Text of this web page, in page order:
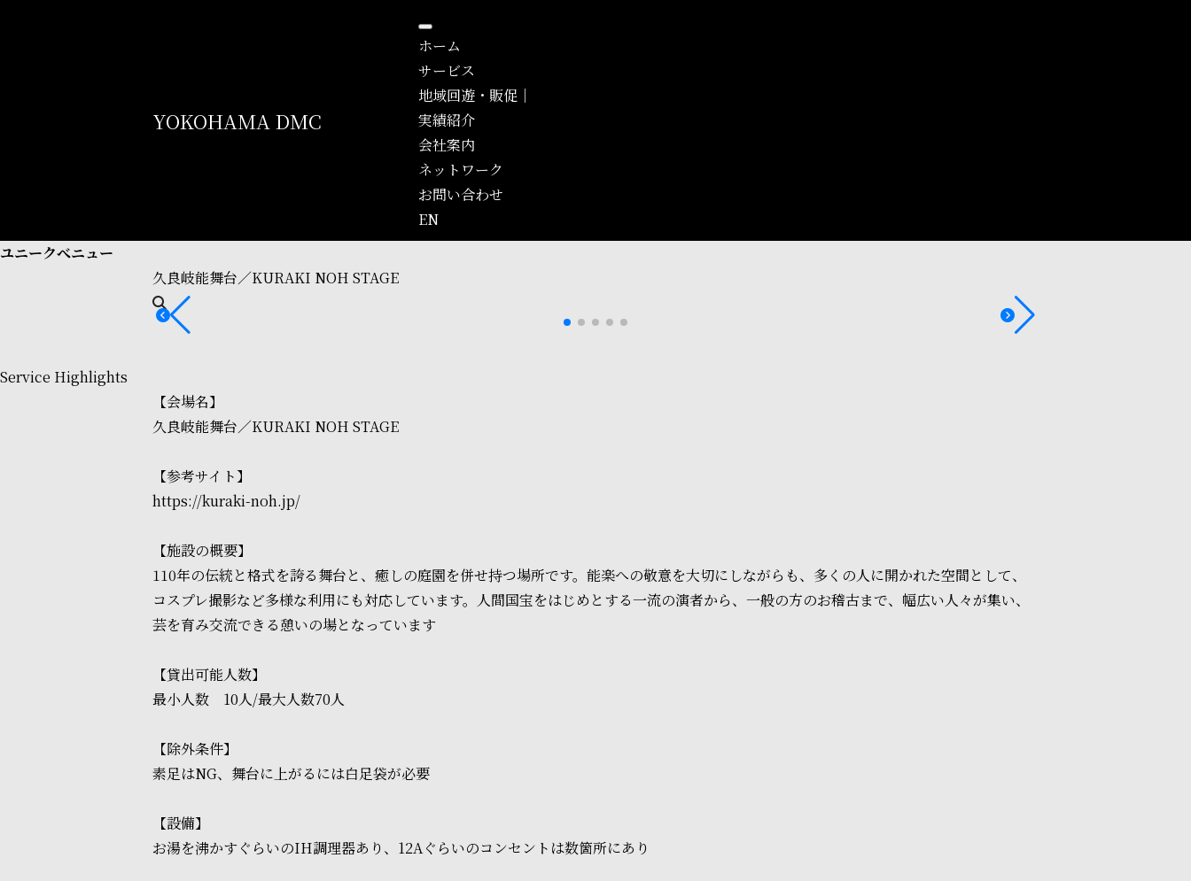
YOKOHAMA DMC
ホーム
サービス
地域回遊・販促 ｜
実績紹介
会社案内
ネットワーク
お問い合わせ
EN
ユニークべニュー
久良岐能舞台／KURAKI NOH STAGE
Service Highlights
【会場名】
久良岐能舞台／KURAKI NOH STAGE
【参考サイト】
https://kuraki-noh.jp/
【施設の概要】
110年の伝統と格式を誇る舞台と、癒しの庭園を併せ持つ場所です。能楽への敬意を大切にしながらも、多くの人に開かれた空間として、
コスプレ撮影など多様な利用にも対応しています。人間国宝をはじめとする一流の演者から、一般の方のお稽古まで、幅広い人々が集い、
芸を育み交流できる憩いの場となっています
【貸出可能人数】
最小人数 10人/最大人数70人
【除外条件】
素足はNG、舞台に上がるには白足袋が必要
【設備】
お湯を沸かすぐらいのIH調理器あり、12Aぐらいのコンセントは数箇所にあり